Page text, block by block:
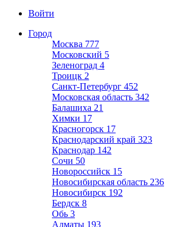
Войти
Город
Москва 777
Московский 5
Зеленоград 4
Троицк 2
Санкт-Петербург 452
Московская область 342
Балашиха 21
Химки 17
Красногорск 17
Краснодарский край 323
Краснодар 142
Сочи 50
Новороссийск 15
Новосибирская область 236
Новосибирск 192
Бердск 8
Обь 3
Алматы 193